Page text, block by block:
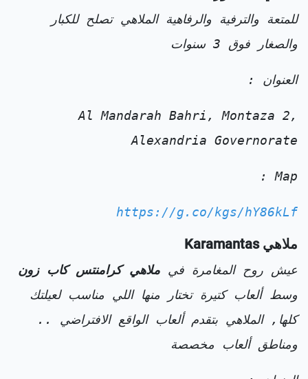
للمتعة والترفية والرفاهية الملاهي تصلح للكبار
والصغار فوق 3 سنوات
العنوان :
Al Mandarah Bahri, Montaza 2,
Alexandria Governorate
Map :
https://g.co/kgs/hY86kLf
ملاهي Karamantas
عيش روح المغامرة في ملاهي كرامنتس كاب زون
وسط ألعاب كتيرة تختار منها اللي مناسب لعيلتك
كلها, الملاهي بتقدم ألعاب الواقع الافتراضي ..
ومناطق ألعاب مخصصة